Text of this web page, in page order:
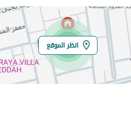
هل يوجد اي التزام
على العقار ؟
انظر الموقع